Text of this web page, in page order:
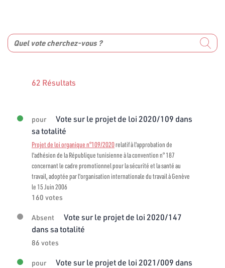
62 Résultats
pour
Vote sur le projet de loi 2020/109 dans
sa totalité
Projet de loi organique n°109/2020relatif à l'approbation de
l'adhésion de la République tunisienne à la convention n° 187
concernant le cadre promotionnel pour la sécurité et la santé au
travail, adoptée par l'organisation internationale du travail à Genève
le 15 Juin 2006
160 votes
Absent
Vote sur le projet de loi 2020/147
dans sa totalité
86 votes
pour
Vote sur le projet de loi 2021/009 dans